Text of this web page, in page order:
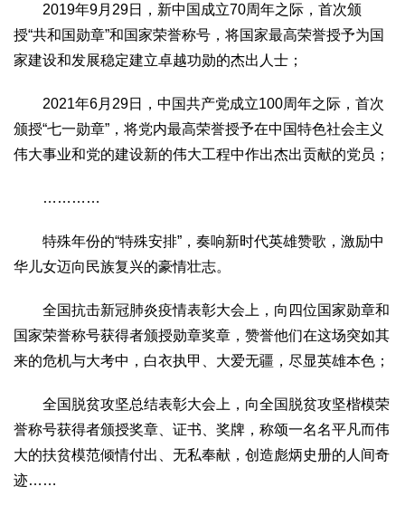
2019年9月29日，新中国成立70周年之际，首次颁
授“共和国勋章”和国家荣誉称号，将国家最高荣誉授予为国
家建设和发展稳定建立卓越功勋的杰出人士；
2021年6月29日，中国共产党成立100周年之际，首次
颁授“七一勋章”，将党内最高荣誉授予在中国特色社会主义
伟大事业和党的建设新的伟大工程中作出杰出贡献的党员；
…………
特殊年份的“特殊安排”，奏响新时代英雄赞歌，激励中
华儿女迈向民族复兴的豪情壮志。
全国抗击新冠肺炎疫情表彰大会上，向四位国家勋章和
国家荣誉称号获得者颁授勋章奖章，赞誉他们在这场突如其
来的危机与大考中，白衣执甲、大爱无疆，尽显英雄本色；
全国脱贫攻坚总结表彰大会上，向全国脱贫攻坚楷模荣
誉称号获得者颁授奖章、证书、奖牌，称颂一名名平凡而伟
大的扶贫模范倾情付出、无私奉献，创造彪炳史册的人间奇
迹……